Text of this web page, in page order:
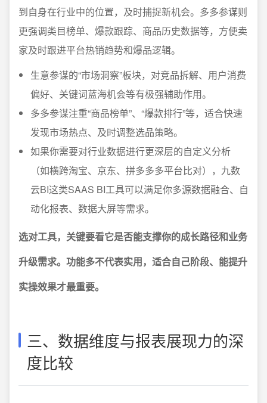
到自身在行业中的位置，及时捕捉新机会。多多参谋则
更强调类目榜单、爆款跟踪、商品历史数据等，方便卖
家及时跟进平台热销趋势和爆品逻辑。
生意参谋的“市场洞察”板块，对竞品拆解、用户消费
偏好、关键词蓝海机会等有极强辅助作用。
多多参谋注重“商品榜单”、“爆款排行”等，适合快速
发现市场热点、及时调整选品策略。
如果你需要对行业数据进行更深层的自定义分析
（如横跨淘宝、京东、拼多多多平台比对），九数
云BI这类SAAS BI工具可以满足你多源数据融合、自
动化报表、数据大屏等需求。
选对工具，关键要看它是否能支撑你的成长路径和业务
升级需求。功能多不代表实用，适合自己阶段、能提升
实操效果才最重要。
三、数据维度与报表展现力的深
度比较